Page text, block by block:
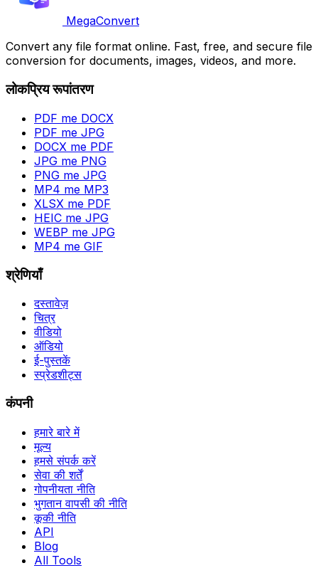
MegaConvert
Convert any file format online. Fast, free, and secure file
conversion for documents, images, videos, and more.
लोकप्रिय रूपांतरण
PDF me DOCX
PDF me JPG
DOCX me PDF
JPG me PNG
PNG me JPG
MP4 me MP3
XLSX me PDF
HEIC me JPG
WEBP me JPG
MP4 me GIF
श्रेणियाँ
दस्तावेज़
चित्र
वीडियो
ऑडियो
ई-पुस्तकें
स्प्रेडशीट्स
कंपनी
हमारे बारे में
मूल्य
हमसे संपर्क करें
सेवा की शर्तें
गोपनीयता नीति
भुगतान वापसी की नीति
कूकी नीति
API
Blog
All Tools